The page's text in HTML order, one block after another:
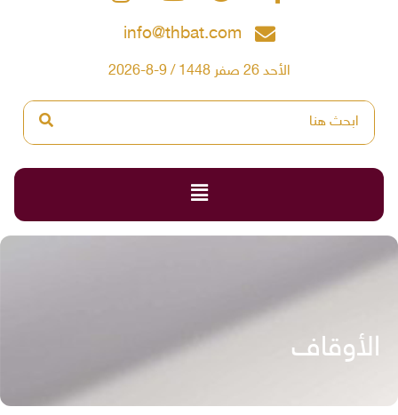
info@thbat.com
الأحد 26 صفر 1448 / 9-8-2026
الأوقاف